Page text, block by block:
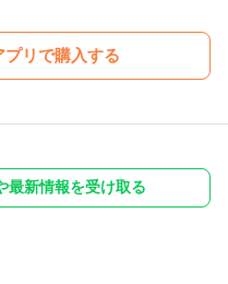
リで購入する
最新情報を受け取る